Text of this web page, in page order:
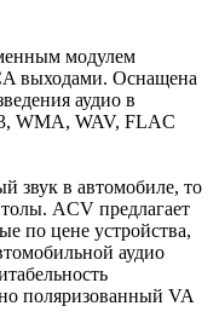
модулем
выходами. Оснащена
аудио в
WMA, WAV, FLAC
звук в автомобиле, то
ACV предлагает
по цене устройства,
аудио
поляризованный VA